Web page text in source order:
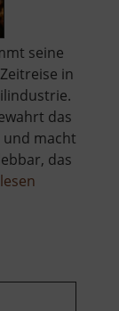
seine
in
das
und macht
das